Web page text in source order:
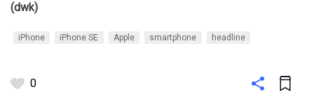
(dwk)
iPhone iPhone SE Apple smartphone headline
0